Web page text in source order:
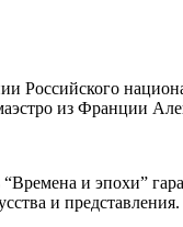
Российского
из Франции
и эпохи”
и